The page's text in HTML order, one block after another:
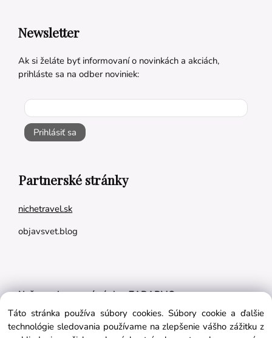
Newsletter
Ak si želáte byť informovaní o novinkách a akciách,
prihláste sa na odber noviniek:
Prihlásiť sa
Partnerské stránky
nichetravel.sk
objavsvet.blog
Naše appky pre vás úplne ZADARMO:
Tréningový plán na mieru
Táto stránka používa súbory cookies. Súbory cookie a ďalšie
technológie sledovania používame na zlepšenie vášho zážitku z